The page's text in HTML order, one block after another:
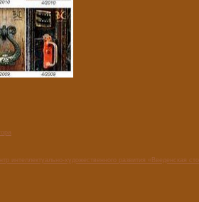
интеллектуально-художественного развития «Введенская